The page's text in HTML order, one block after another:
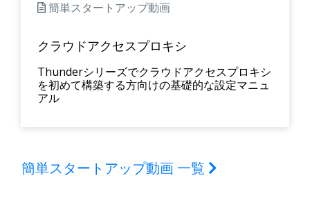
簡単スタートアップ動画
クラウドアクセスプロキシ
Thunderシリーズでクラウドアクセスプロキシ
を初めて構築する方向けの基礎的な設定マニュ
アル
簡単スタートアップ動画 一覧